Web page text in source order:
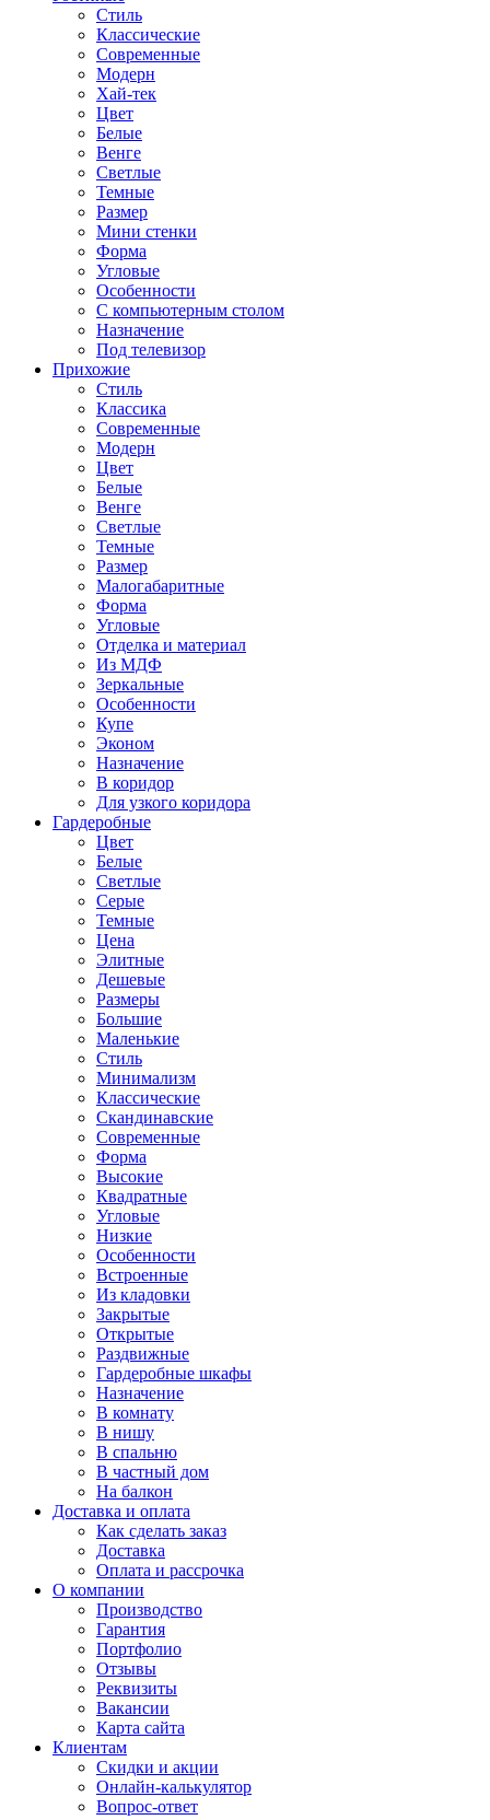
Стиль
Классические
Современные
Модерн
Хай-тек
Цвет
Белые
Венге
Светлые
Темные
Размер
Мини стенки
Форма
Угловые
Особенности
С компьютерным столом
Назначение
Под телевизор
Прихожие
Стиль
Классика
Современные
Модерн
Цвет
Белые
Венге
Светлые
Темные
Размер
Малогабаритные
Форма
Угловые
Отделка и материал
Из МДФ
Зеркальные
Особенности
Купе
Эконом
Назначение
В коридор
Для узкого коридора
Гардеробные
Цвет
Белые
Светлые
Серые
Темные
Цена
Элитные
Дешевые
Размеры
Большие
Маленькие
Стиль
Минимализм
Классические
Скандинавские
Современные
Форма
Высокие
Квадратные
Угловые
Низкие
Особенности
Встроенные
Из кладовки
Закрытые
Открытые
Раздвижные
Гардеробные шкафы
Назначение
В комнату
В нишу
В спальню
В частный дом
На балкон
Доставка и оплата
Как сделать заказ
Доставка
Оплата и рассрочка
О компании
Производство
Гарантия
Портфолио
Отзывы
Реквизиты
Вакансии
Карта сайта
Клиентам
Скидки и акции
Онлайн-калькулятор
Вопрос-ответ